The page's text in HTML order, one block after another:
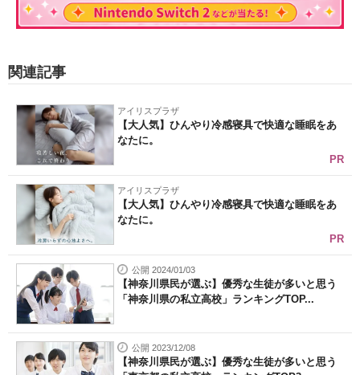
関連記事
アイリスプラザ
【大人気】ひんやり冷感寝具で快適な睡眠をあ
なたに。
PR
アイリスプラザ
【大人気】ひんやり冷感寝具で快適な睡眠をあ
なたに。
PR
公開 2024/01/03
【神奈川県民が選ぶ】優秀な生徒が多いと思う
「神奈川県の私立高校」ランキングTOP...
公開 2023/12/08
【神奈川県民が選ぶ】優秀な生徒が多いと思う